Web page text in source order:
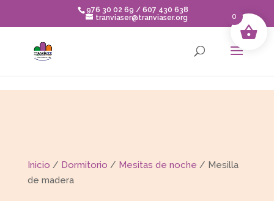
976 30 02 69 / 607 430 638
tranviaser@tranviaser.org
Inicio / Dormitorio / Mesitas de noche / Mesilla
de madera
0